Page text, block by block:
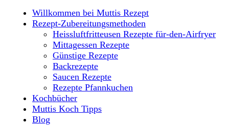
Willkommen bei Muttis Rezept
Rezept-Zubereitungsmethoden
Heissluftfritteusen Rezepte für-den-Airfryer
Mittagessen Rezepte
Günstige Rezepte
Backrezepte
Saucen Rezepte
Rezepte Pfannkuchen
Kochbücher
Muttis Koch Tipps
Blog